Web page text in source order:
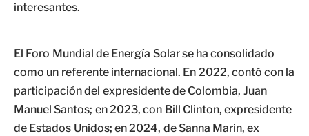
interesantes.
El Foro Mundial de Energía Solar se ha consolidado
como un referente internacional. En 2022, contó con la
participación del expresidente de Colombia, Juan
Manuel Santos; en 2023, con Bill Clinton, expresidente
de Estados Unidos; en 2024, de Sanna Marin, ex